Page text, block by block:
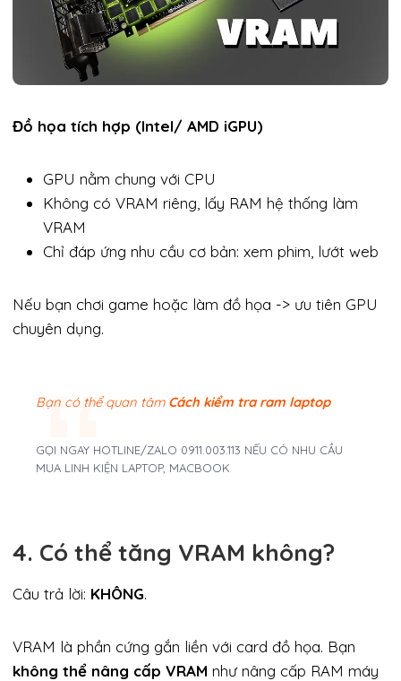
Đồ họa tích hợp (Intel/ AMD iGPU)
GPU nằm chung với CPU
Không có VRAM riêng, lấy RAM hệ thống làm
VRAM
Chỉ đáp ứng nhu cầu cơ bản: xem phim, lướt web
Nếu bạn chơi game hoặc làm đồ họa -> ưu tiên GPU
chuyên dụng.
Bạn có thể quan tâm Cách kiểm tra ram laptop
GỌI NGAY HOTLINE/ZALO 0911.003.113 NẾU CÓ NHU CẦU
MUA LINH KIỆN LAPTOP, MACBOOK
4. Có thể tăng VRAM không?
Câu trả lời: KHÔNG.
VRAM là phần cứng gắn liền với card đồ họa. Bạn
không thể nâng cấp VRAM như nâng cấp RAM máy